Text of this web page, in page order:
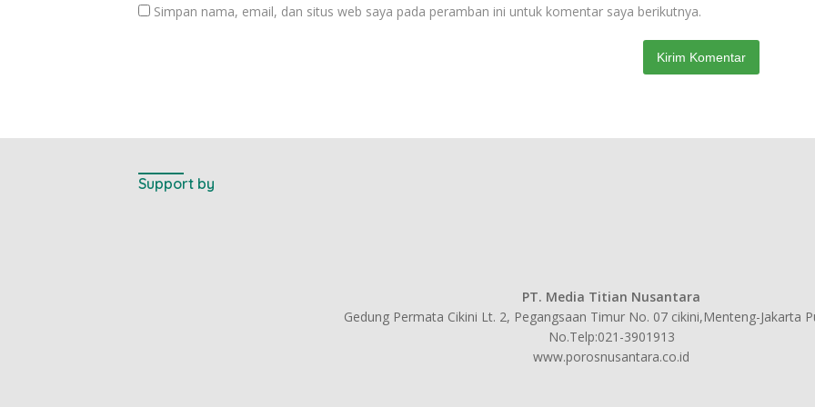
Simpan nama, email, dan situs web saya pada peramban ini untuk komentar saya berikutnya.
Support by
PT. Media Titian Nusantara
Gedung Permata Cikini Lt. 2, Pegangsaan Timur No. 07 cikini,Menteng-Jakarta
No.Telp:021-3901913
www.porosnusantara.co.id